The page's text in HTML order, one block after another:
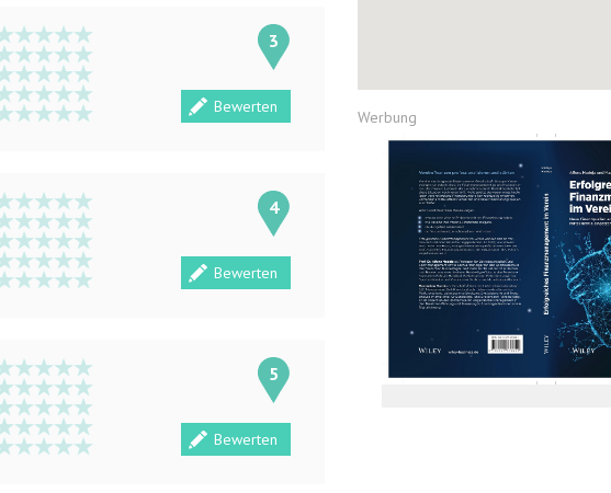
3
Bewerten
4
Bewerten
5
Bewerten
Werbung